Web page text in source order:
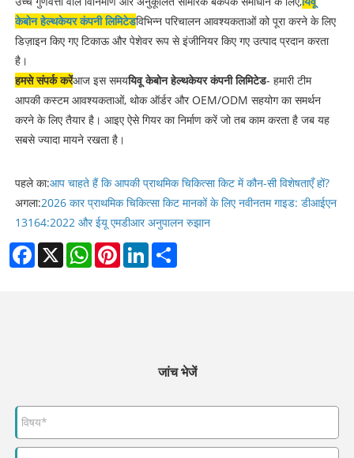
केबोन हेल्थकेयर कंपनी लिमिटेडविभिन्न परिचालन आवश्यकताओं को पूरा करने के लिए
डिज़ाइन किए गए टिकाऊ और पेशेवर रूप से इंजीनियर किए गए उत्पाद प्रदान करता
है।
हमसे संपर्क करेंआज इस समययिवू केबोन हेल्थकेयर कंपनी लिमिटेड- हमारी टीम
आपकी कस्टम आवश्यकताओं, थोक ऑर्डर और OEM/ODM सहयोग का समर्थन
करने के लिए तैयार है। आइए ऐसे गियर का निर्माण करें जो तब काम करता है जब यह
सबसे ज्यादा मायने रखता है।
पहले का:आप चाहते हैं कि आपकी प्राथमिक चिकित्सा किट में कौन-सी विशेषताएँ हों?
अगला:2026 कार प्राथमिक चिकित्सा किट मानकों के लिए नवीनतम गाइड: डीआईएन
13164:2022 और ईयू एमडीआर अनुपालन रुझान
Facebook
X WhatsAppPinterestLinkedIn
जांच भेजें